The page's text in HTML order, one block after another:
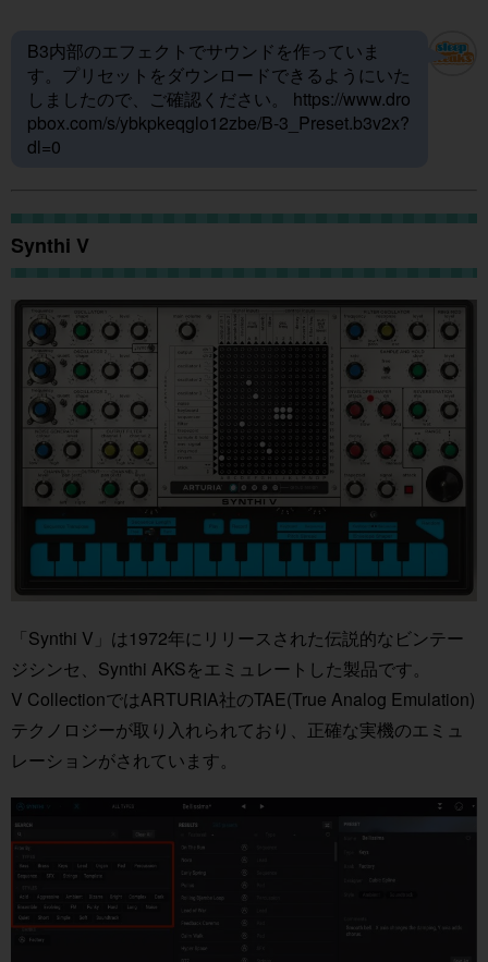
B3内部のエフェクトでサウンドを作っていま
す。プリセットをダウンロードできるようにいた
しましたので、ご確認ください。 https://www.dro
pbox.com/s/ybkpkeqglo12zbe/B-3_Preset.b3v2x?
dl=0
Synthi V
「Synthi V」は1972年にリリースされた伝説的なビンテー
ジシンセ、Synthi AKSをエミュレートした製品です。
V CollectionではARTURIA社のTAE(True Analog Emulation)
テクノロジーが取り入れられており、正確な実機のエミュ
レーションがされています。